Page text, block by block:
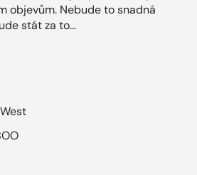
objevům. Nebude to snadná
stát za to…